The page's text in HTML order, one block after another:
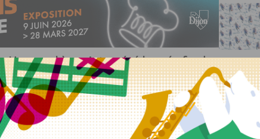
appel à projets a été lancé afin de
le complexe sportif Maréchal-de-